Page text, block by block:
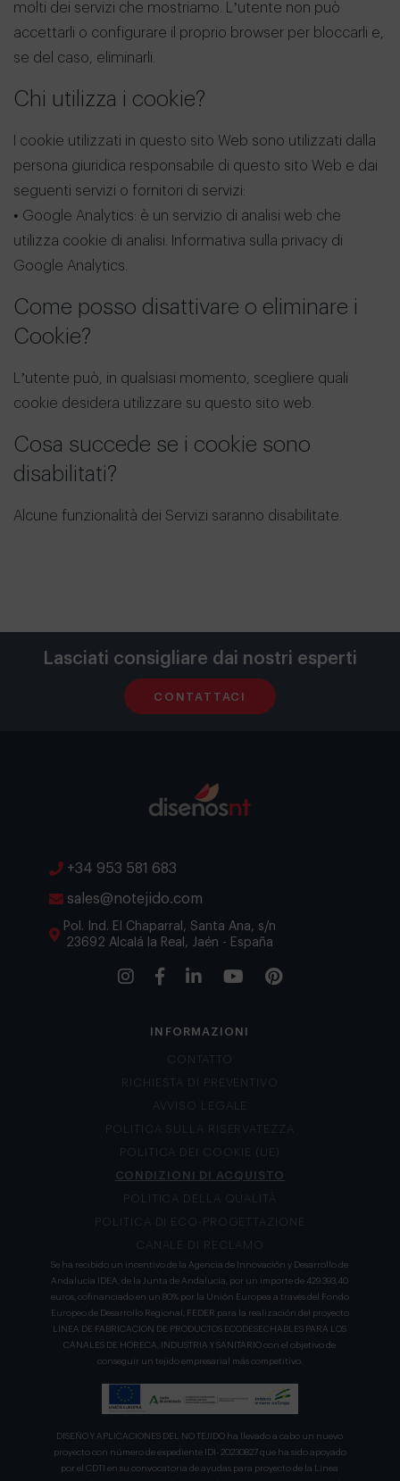
molti dei servizi che mostriamo. L’utente non può
accettarli o configurare il proprio browser per bloccarli e,
se del caso, eliminarli.
Chi utilizza i cookie?
I cookie utilizzati in questo sito Web sono utilizzati dalla
persona giuridica responsabile di questo sito Web e dai
seguenti servizi o fornitori di servizi:
• Google Analytics: è un servizio di analisi web che
utilizza cookie di analisi. Informativa sulla privacy di
Google Analytics.
Come posso disattivare o eliminare i
Cookie?
L’utente può, in qualsiasi momento, scegliere quali
cookie desidera utilizzare su questo sito web.
Cosa succede se i cookie sono
disabilitati?
Alcune funzionalità dei Servizi saranno disabilitate.
Lasciati consigliare dai nostri esperti
CONTATTACI
+34 953 581 683
sales@notejido.com
Pol. Ind. El Chaparral, Santa Ana, s/n
23692 Alcalá la Real, Jaén - España
INFORMAZIONI
CONTATTO
RICHIESTA DI PREVENTIVO
AVVISO LEGALE
POLITICA SULLA RISERVATEZZA
POLITICA DEI COOKIE (UE)
CONDIZIONI DI ACQUISTO
POLITICA DELLA QUALITÀ
POLITICA DI ECO-PROGETTAZIONE
CANALE DI RECLAMO
Se ha recibido un incentivo de la Agencia de Innovación y Desarrollo de
Andalucía IDEA, de la Junta de Andalucía, por un importe de 429.393,40
euros, cofinanciado en un 80% por la Unión Europea a través del Fondo
Europeo de Desarrollo Regional, FEDER para la realización del proyecto
LÍNEA DE FABRICACION DE PRODUCTOS ECODESECHABLES PARA LOS
CANALES DE HORECA, INDUSTRIA Y SANITARIO con el objetivo de
conseguir un tejido empresarial más competitivo.
DISEÑO Y APLICACIONES DEL NO TEJIDO ha llevado a cabo un nuevo
proyecto con número de expediente IDI- 20230827 que ha sido apoyado
por el CDTI en su convocatoria de ayudas para proyecto de la Línea